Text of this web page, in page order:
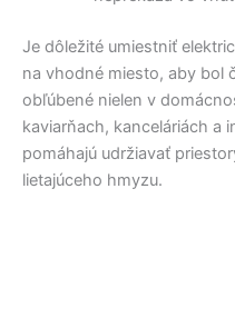
Je dôležité umiestniť
na vhodné miesto, aby bol
obľúbené nielen v
kaviarňach, kanceláriách a
pomáhajú udržiavať
lietajúceho hmyzu.